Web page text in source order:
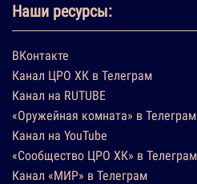
Наши ресурсы:
ВКонтакте
Канал ЦРО ХК в Телеграм
Канал на RUTUBE
«Оружейная комната» в Телеграм
Канал на YouTube
«Сообщество ЦРО ХК» в Телеграм
Канал «МИР» в Телеграм